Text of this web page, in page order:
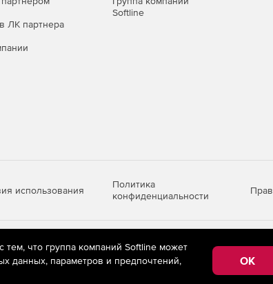
ЛК партнера
Softline
использования
Политика
конфиденциальности
(информационные технологии предоставления
«Интернет», находящихся на территории Российской
тем, что группа компаний Softline может
данных, параметров и предпочтений,
OK